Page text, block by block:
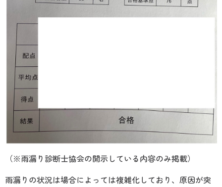
（※雨漏り診断士協会の開示している内容のみ掲載）
雨漏りの状況は場合によっては複雑化しており、原因が突